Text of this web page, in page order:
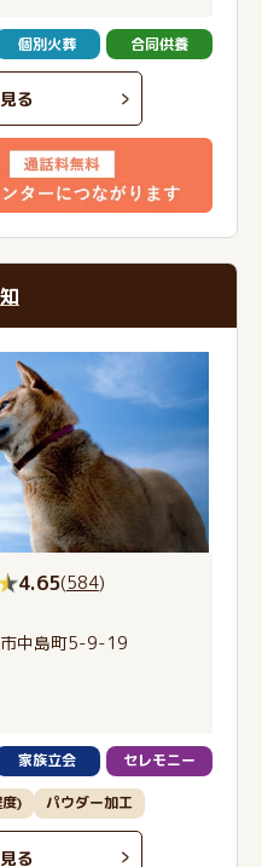
個別火葬 合同供養
る
4.65(584)
中島町5-9-19
家族立会 セレモニー
) パウダー加工
る